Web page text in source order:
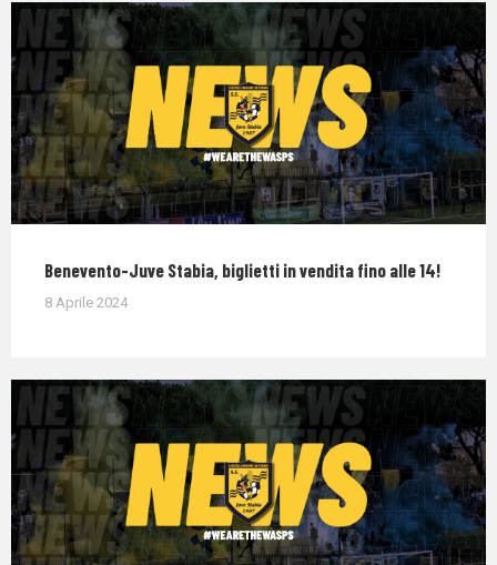
Benevento-Juve Stabia, biglietti in vendita fino alle 14!
8 Aprile 2024